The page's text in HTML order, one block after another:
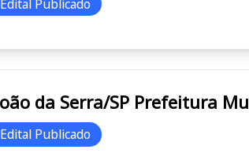
Edital Publicado
Taboão da Serra/
Edital Publicado